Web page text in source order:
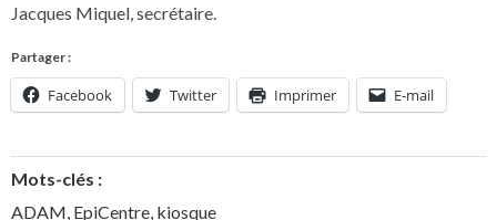
Jacques Miquel, secrétaire.
Partager :
Facebook Twitter Imprimer E-mail
Mots-clés :
ADAM, EpiCentre, kiosque